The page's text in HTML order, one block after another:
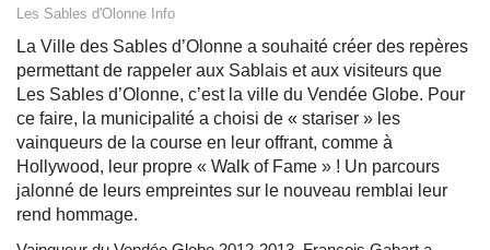
Les Sables d'Olonne Info
La Ville des Sables d’Olonne a souhaité créer des repères
permettant de rappeler aux Sablais et aux visiteurs que
Les Sables d’Olonne, c’est la ville du Vendée Globe. Pour
ce faire, la municipalité a choisi de « stariser » les
vainqueurs de la course en leur offrant, comme à
Hollywood, leur propre « Walk of Fame » ! Un parcours
jalonné de leurs empreintes sur le nouveau remblai leur
rend hommage.